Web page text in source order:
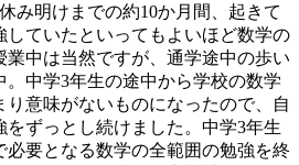
み明けまでの約10か月間、起きて
していた といってもよいほど数学の
中は当然ですが、通学途中の歩い
中学3年生の途中から学校の数学
意味がないものになったので、自
ずっとし続けました。 中学3年生
要となる数学の全範囲の勉強を終